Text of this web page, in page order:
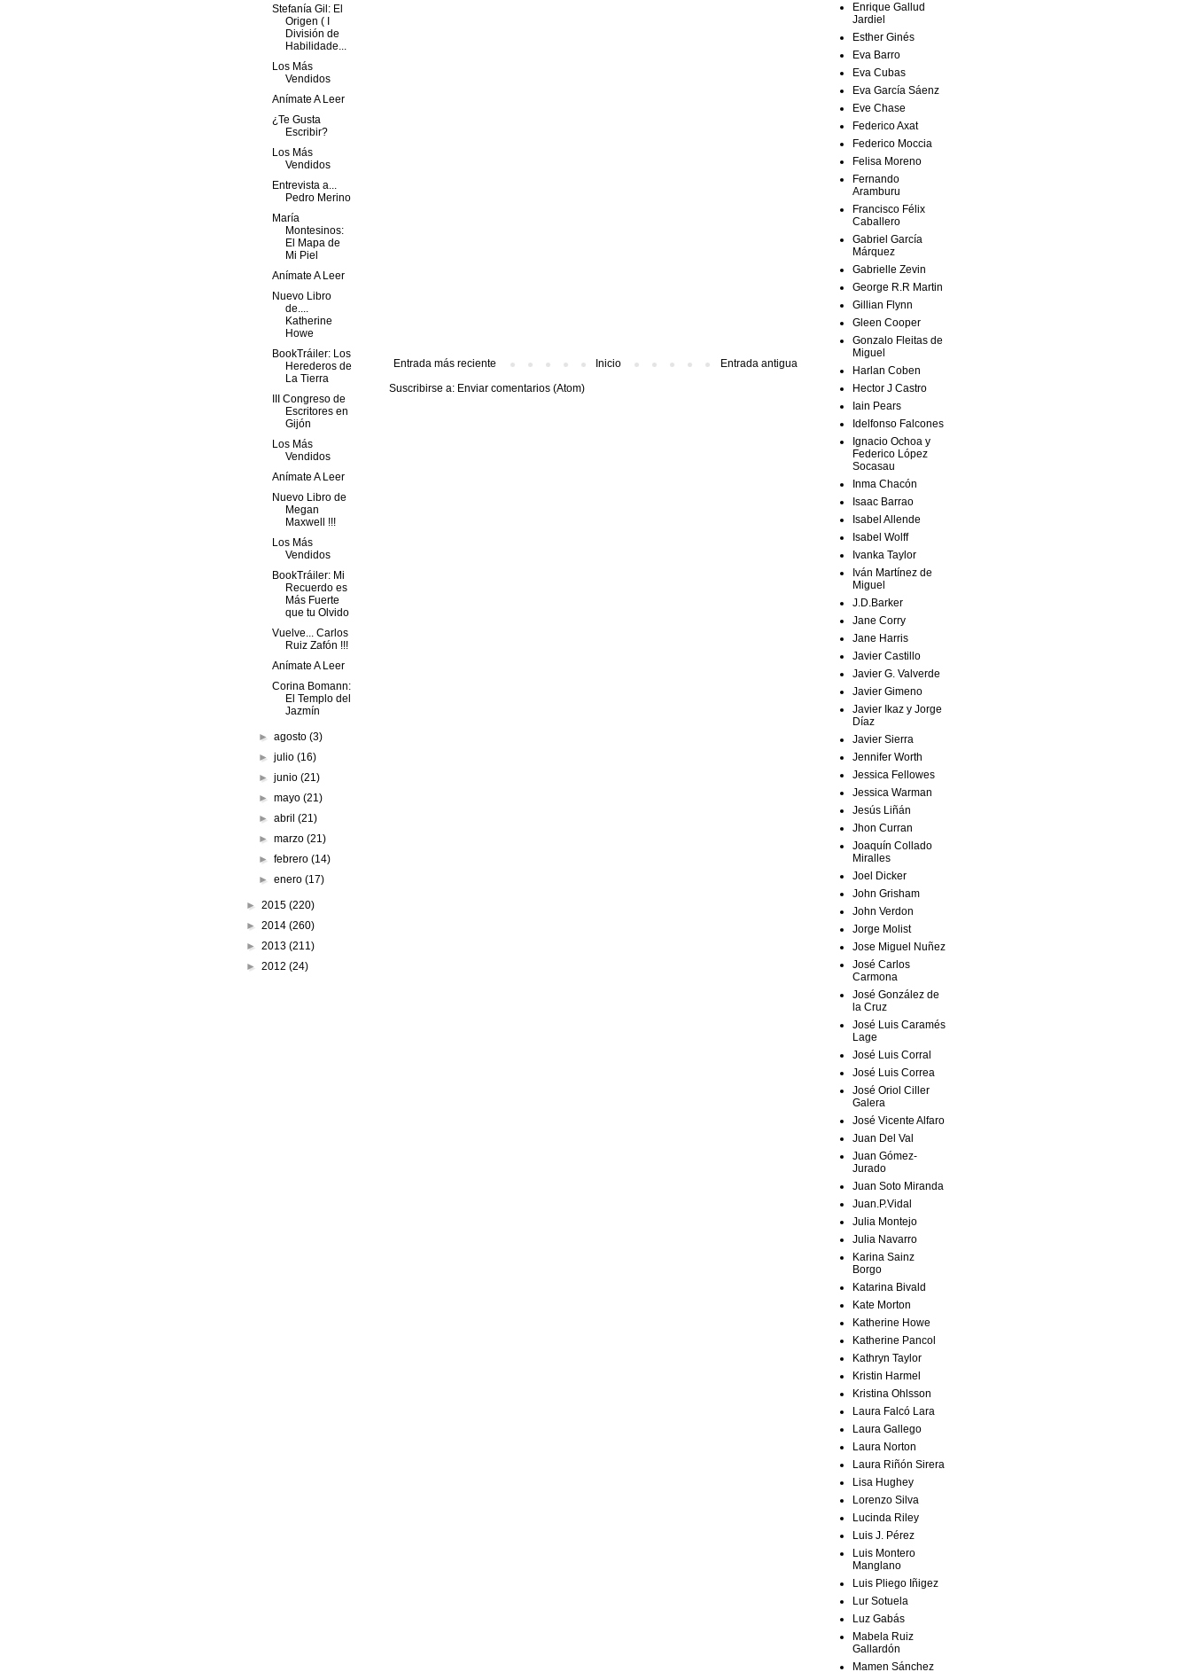
Entrada más reciente Entrada antigua
Inicio
Suscribirse a: Enviar comentarios (Atom)
Stefanía Gil: El
Origen ( I
División de
Habilidade...
Los Más
Vendidos
Anímate A Leer
¿Te Gusta
Escribir?
Los Más
Vendidos
Entrevista a...
Pedro Merino
María
Montesinos:
El Mapa de
Mi Piel
Anímate A Leer
Nuevo Libro
de....
Katherine
Howe
BookTráiler: Los
Herederos de
La Tierra
III Congreso de
Escritores en
Gijón
Los Más
Vendidos
Anímate A Leer
Nuevo Libro de
Megan
Maxwell !!!
Los Más
Vendidos
BookTráiler: Mi
Recuerdo es
Más Fuerte
que tu Olvido
Vuelve... Carlos
Ruiz Zafón !!!
Anímate A Leer
Corina Bomann:
El Templo del
Jazmín
►agosto(3)
►julio(16)
►junio(21)
►mayo(21)
►abril(21)
►marzo(21)
►febrero(14)
►enero(17)
► 2015 (220)
► 2014 (260)
► 2013 (211)
► 2012 (24)
Enrique Gallud
Jardiel
Esther Ginés
Eva Barro
Eva Cubas
Eva García Sáenz
Eve Chase
Federico Axat
Federico Moccia
Felisa Moreno
Fernando
Aramburu
Francisco Félix
Caballero
Gabriel García
Márquez
Gabrielle Zevin
George R.R Martin
Gillian Flynn
Gleen Cooper
Gonzalo Fleitas de
Miguel
Harlan Coben
Hector J Castro
Iain Pears
Idelfonso Falcones
Ignacio Ochoa y
Federico López
Socasau
Inma Chacón
Isaac Barrao
Isabel Allende
Isabel Wolff
Ivanka Taylor
Iván Martínez de
Miguel
J.D.Barker
Jane Corry
Jane Harris
Javier Castillo
Javier G. Valverde
Javier Gimeno
Javier Ikaz y Jorge
Díaz
Javier Sierra
Jennifer Worth
Jessica Fellowes
Jessica Warman
Jesús Liñán
Jhon Curran
Joaquín Collado
Miralles
Joel Dicker
John Grisham
John Verdon
Jorge Molist
Jose Miguel Nuñez
José Carlos
Carmona
José González de
la Cruz
José Luis Caramés
Lage
José Luis Corral
José Luis Correa
José Oriol Ciller
Galera
José Vicente Alfaro
Juan Del Val
Juan Gómez-
Jurado
Juan Soto Miranda
Juan.P.Vidal
Julia Montejo
Julia Navarro
Karina Sainz
Borgo
Katarina Bivald
Kate Morton
Katherine Howe
Katherine Pancol
Kathryn Taylor
Kristin Harmel
Kristina Ohlsson
Laura Falcó Lara
Laura Gallego
Laura Norton
Laura Riñón Sirera
Lisa Hughey
Lorenzo Silva
Lucinda Riley
Luis J. Pérez
Luis Montero
Manglano
Luis Pliego Iñigez
Lur Sotuela
Luz Gabás
Mabela Ruiz
Gallardón
Mamen Sánchez